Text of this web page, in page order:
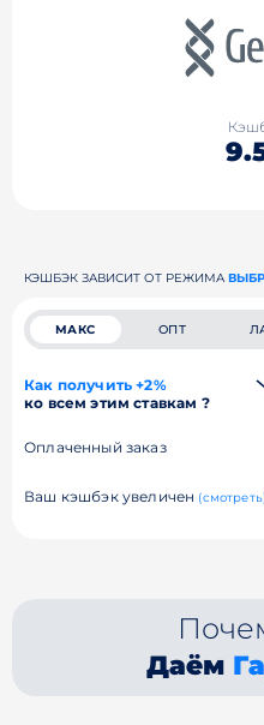
КЭШБЭК ЗАВИСИТ ОТ РЕЖИМА
МАКС ОПТ
Как получить +2%
ко всем этим ставкам ?
Оплаченный заказ
Ваш кэшбэк увеличен
Даём